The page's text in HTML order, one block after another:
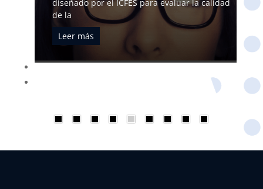
diseñado por el ICFES para evaluar la calidad
de la
Leer más